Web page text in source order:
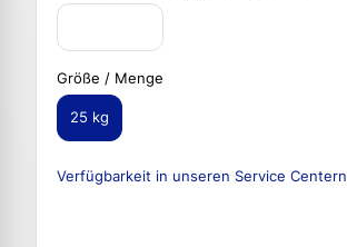
Größe / Menge
25 kg
Verfügbarkeit in unseren Service Centern